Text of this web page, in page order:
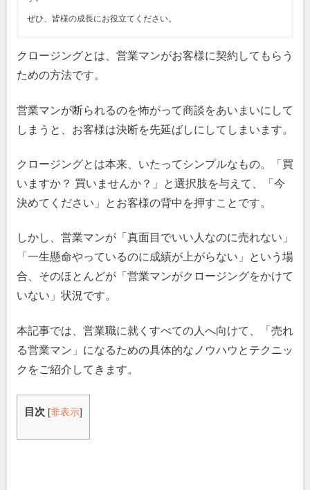
ぜひ、皆様の成長にお役立てください。
クロージングとは、営業マンがお客様に契約してもらう
ための方法です。
営業マンが断られるのを怖がって商談をあいまいにして
しまうと、お客様は決断を先延ばしにしてしまいます。
クロージングとは本来、いたってシンプルなもの。「買
いますか？ 買いませんか？」と選択肢を与えて、「今
決めてください」とお客様の背中を押すことです。
しかし、営業マンが「真面目でいい人なのに売れない」
「一生懸命やっているのに成績が上がらない」という場
合、そのほとんどが「営業マンがクロージングをかけて
いない」状況です。
本記事では、営業職に就くすべての人へ向けて、「売れ
る営業マン」になるための具体的なノウハウとテクニッ
クをご紹介してきます。
目次 [非表示]